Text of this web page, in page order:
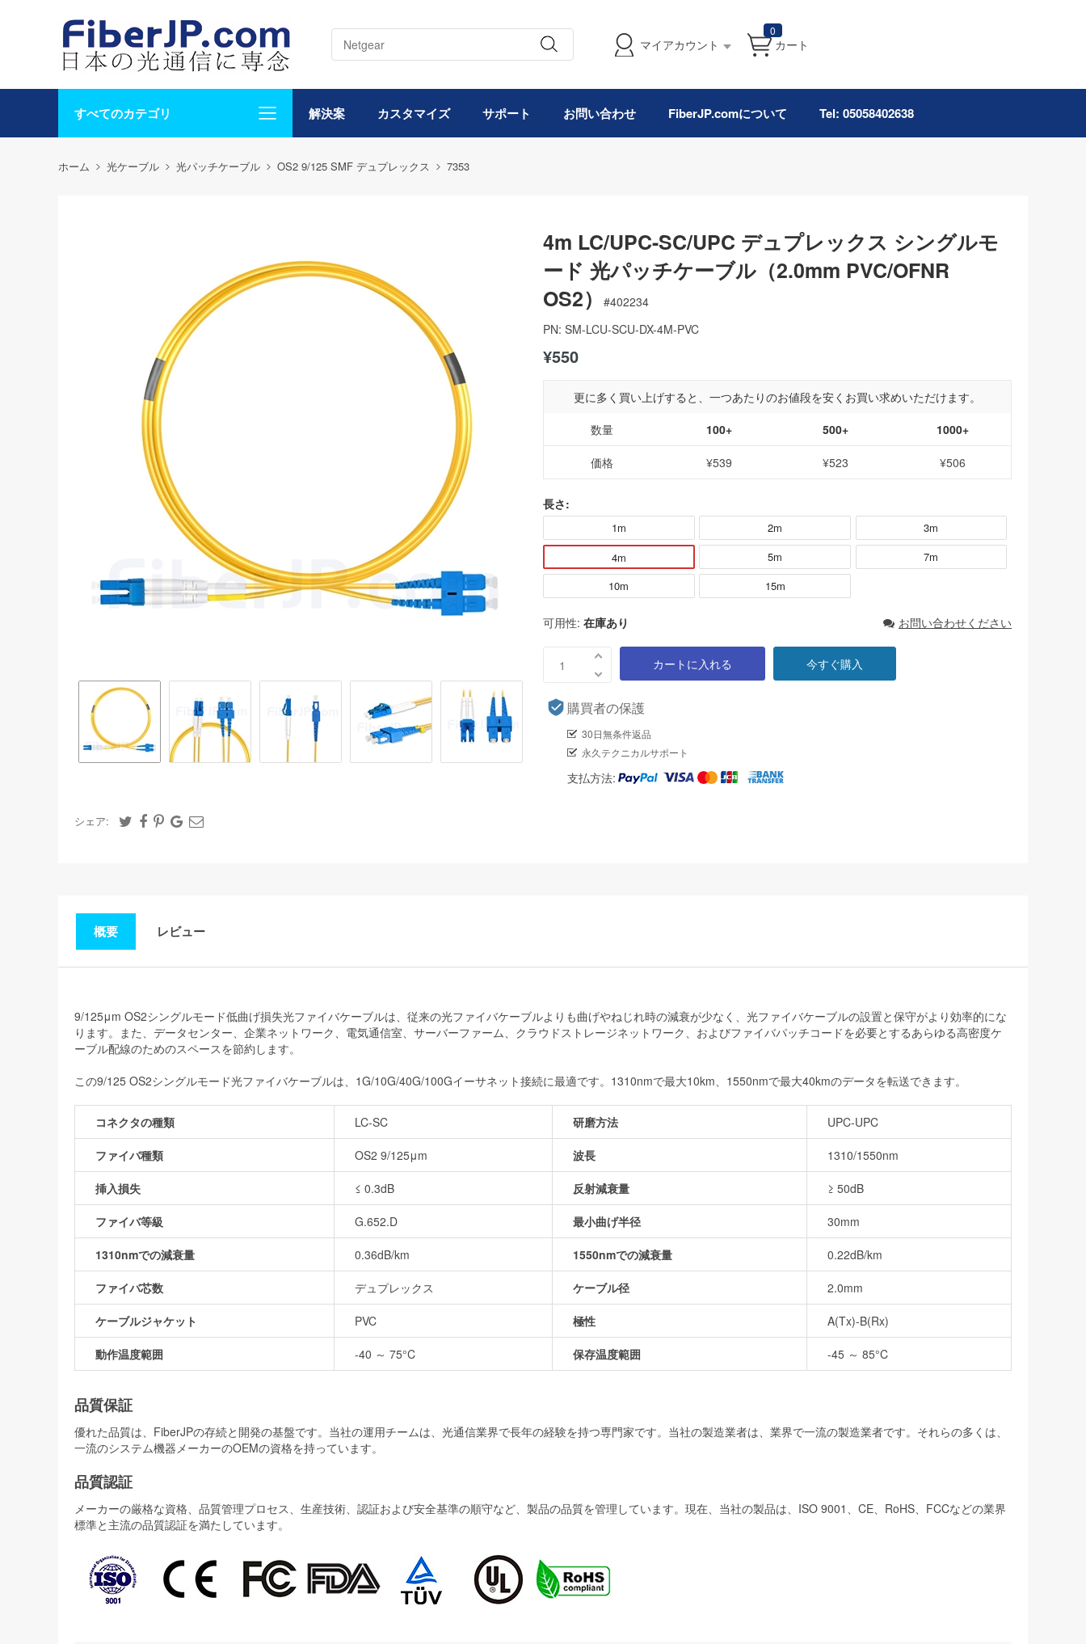
マイアカウント
0
カート
すべてのカテゴリ 解決案 カスタマイズ サポート お問い合わせ FiberJP.comについて Tel: 05058402638
ホーム 光ケーブル 光パッチケーブル OS2 9/125 SMF デュプレックス 7353
シェア:
4m LC/UPC-SC/UPC デュプレックス シングルモ
ード 光パッチケーブル（2.0mm PVC/OFNR
OS2）
#402234
PN: SM-LCU-SCU-DX-4M-PVC
¥550
更に多く買い上げすると、一つあたりのお値段を安くお買い求めいただけます。
数量
100+ 500+ 1000+
価格 ¥539 ¥523 ¥506
長さ:
1m 2m
3m
4m
5m
7m
10m
15m
可用性: 在庫あり お問い合わせください
カートに入れる 今すぐ購入
購買者の保護
30日無条件返品
永久テクニカルサポート
支払方法:
概要 レビュー
9/125μm OS2シングルモード低曲げ損失光ファイバケーブルは、従来の光ファイバケーブルよりも曲げやねじれ時の減衰が少なく、光ファイバケーブルの設置と保守がより効率的にな
ります。また、データセンター、企業ネットワーク、電気通信室、サーバーファーム、クラウドストレージネットワーク、およびファイバパッチコードを必要とするあらゆる高密度ケ
ーブル配線のためのスペースを節約します。
この9/125 OS2シングルモード光ファイバケーブルは、1G/10G/40G/100Gイーサネット接続に最適です。1310nmで最大10km、1550nmで最大40kmのデータを転送できます。
コネクタの種類 LC-SC 研磨方法 UPC-UPC
ファイバ種類 OS2 9/125μm 波長 1310/1550nm
挿入損失 ≤ 0.3dB 反射減衰量 ≥ 50dB
ファイバ等級 G.652.D 最小曲げ半径 30mm
1310nmでの減衰量 0.36dB/km 1550nmでの減衰量 0.22dB/km
ファイバ芯数 デュプレックス ケーブル径 2.0mm
ケーブルジャケット PVC 極性 A(Tx)-B(Rx)
動作温度範囲 -40 ～ 75°C 保存温度範囲 -45 ～ 85°C
品質保証
優れた品質は、FiberJPの存続と開発の基盤です。当社の運用チームは、光通信業界で長年の経験を持つ専門家です。当社の製造業者は、業界で一流の製造業者です。それらの多くは、
一流のシステム機器メーカーのOEMの資格を持っています。
品質認証
メーカーの厳格な資格、品質管理プロセス、生産技術、認証および安全基準の順守など、製品の品質を管理しています。現在、当社の製品は、ISO 9001、CE、RoHS、FCCなどの業界
標準と主流の品質認証を満たしています。